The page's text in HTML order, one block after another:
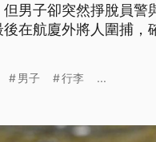
男子卻突然掙脫員警
在航廈外將人圍捕，
男子 行李 ...